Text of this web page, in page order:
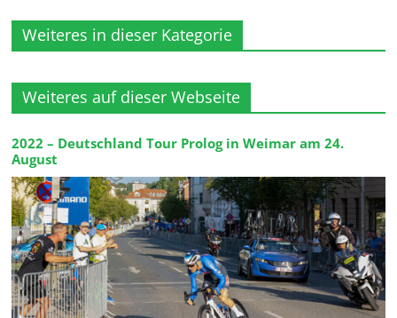
Weiteres in dieser Kategorie
Weiteres auf dieser Webseite
2022 – Deutschland Tour Prolog in Weimar am 24.
August